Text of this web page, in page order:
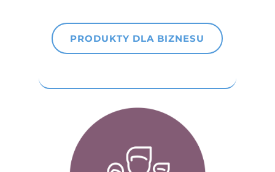
PRODUKTY DLA BIZNESU